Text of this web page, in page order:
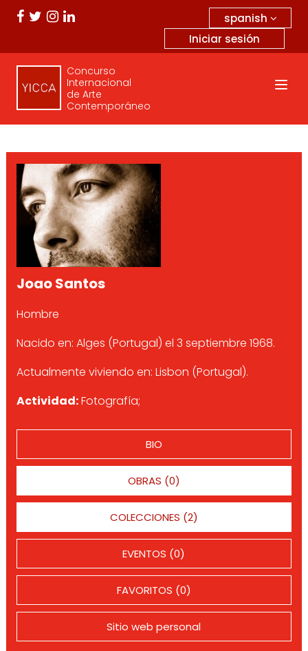
spanish
Iniciar sesión
Concurso
Internacional
de Arte
Contemporáneo
Joao Santos
Hombre
Nacido en: Alges (Portugal) el 3 septiembre 1968.
Actualmente viviendo en: Lisbon (Portugal).
Actividad:Fotografía;
BIO
OBRAS (0)
COLECCIONES (2)
EVENTOS (0)
FAVORITOS (0)
Sitio web personal